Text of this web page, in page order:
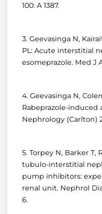
100: A 1387.
3. Geevasinga N,
PL: Acute interstitial
esomeprazole. Med J
4. Geevasinga N,
Rabeprazole-
Nephrology (Carlton)
5. Torpey N, Barker T,
tubulo-interstitial
pump inhibitors:
renal unit. Nephrol
6.